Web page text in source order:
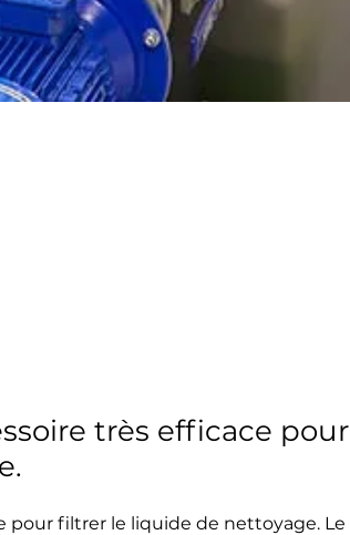
très efficace pour
pour filtrer le liquide de nettoyage. Le